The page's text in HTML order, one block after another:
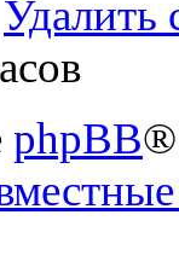
Удалить
phpBB®